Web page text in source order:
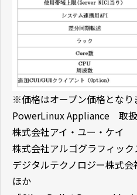
※価格はオープン価格とな
PowerLinux Appliance 取扱
株式会社アイ・ユー・ケイ
株式会社アルゴグラフィック
デジタルテクノロジー株式会
ほか